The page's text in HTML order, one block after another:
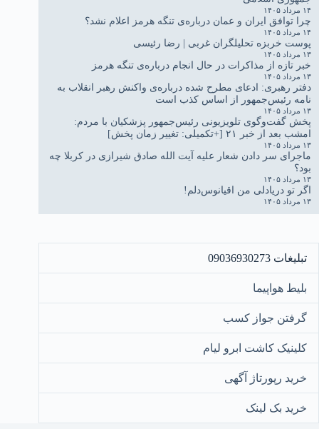
۱۴ مرداد ۱۴۰۵
چرا توافق ایران و عمان درباره‌ی تنگه هرمز اعلام نشد؟
۱۴ مرداد ۱۴۰۵
پوست خربزه تحلیلگران غربی | رضا رئیسی
۱۳ مرداد ۱۴۰۵
خبر تازه از مذاکرات در حال انجام درباره‌ی تنگه هرمز
۱۳ مرداد ۱۴۰۵
دفتر رهبری: ادعای مطرح شده درباره‌ی واکنش رهبر انقلاب به
نامه رئیس‌جمهور از اساس کذب است
۱۳ مرداد ۱۴۰۵
پخش گفت‌وگوی تلویزیونی رئیس‌جمهور پزشکیان با مردم:
امشب بعد از خبر ۲۱ [+تکمیلی: تغییر زمان پخش]
۱۳ مرداد ۱۴۰۵
ماجرای سر دادن شعار علیه آیت الله صادق شیرازی در کربلا چه
بود؟
۱۳ مرداد ۱۴۰۵
اگر تو دریادلی من اقیانوس‌دلم!
۱۳ مرداد ۱۴۰۵
تبلیغات 09036930273
بلیط هواپیما
گرفتن جواز کسب
کلینیک کاشت ابرو لیام
خرید رپورتاژ آگهی
خرید بک لینک